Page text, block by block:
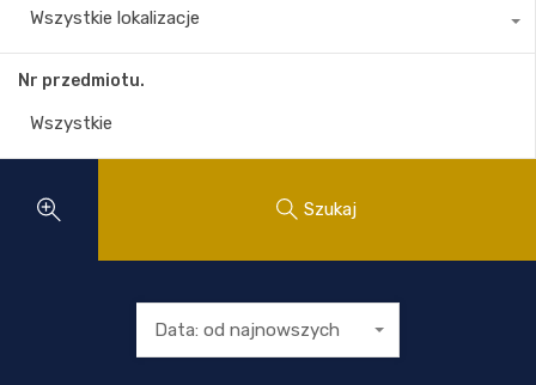
Wszystkie lokalizacje
Nr przedmiotu.
Szukaj
Data: od najnowszych